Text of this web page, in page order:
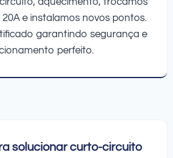
e instalamos novos pontos.
garantindo segurança e
perfeito.
solucionar curto-circuito